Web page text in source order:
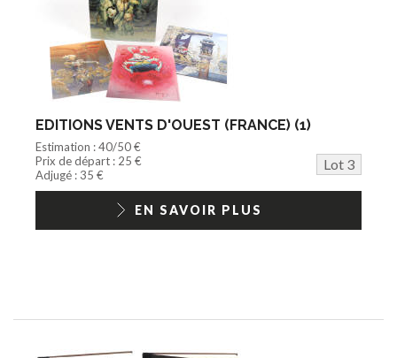
EDITIONS VENTS D'OUEST (FRANCE) (1)
Estimation : 40/50 €
Prix de départ : 25 €
Lot 3
Adjugé : 35 €
EN SAVOIR PLUS